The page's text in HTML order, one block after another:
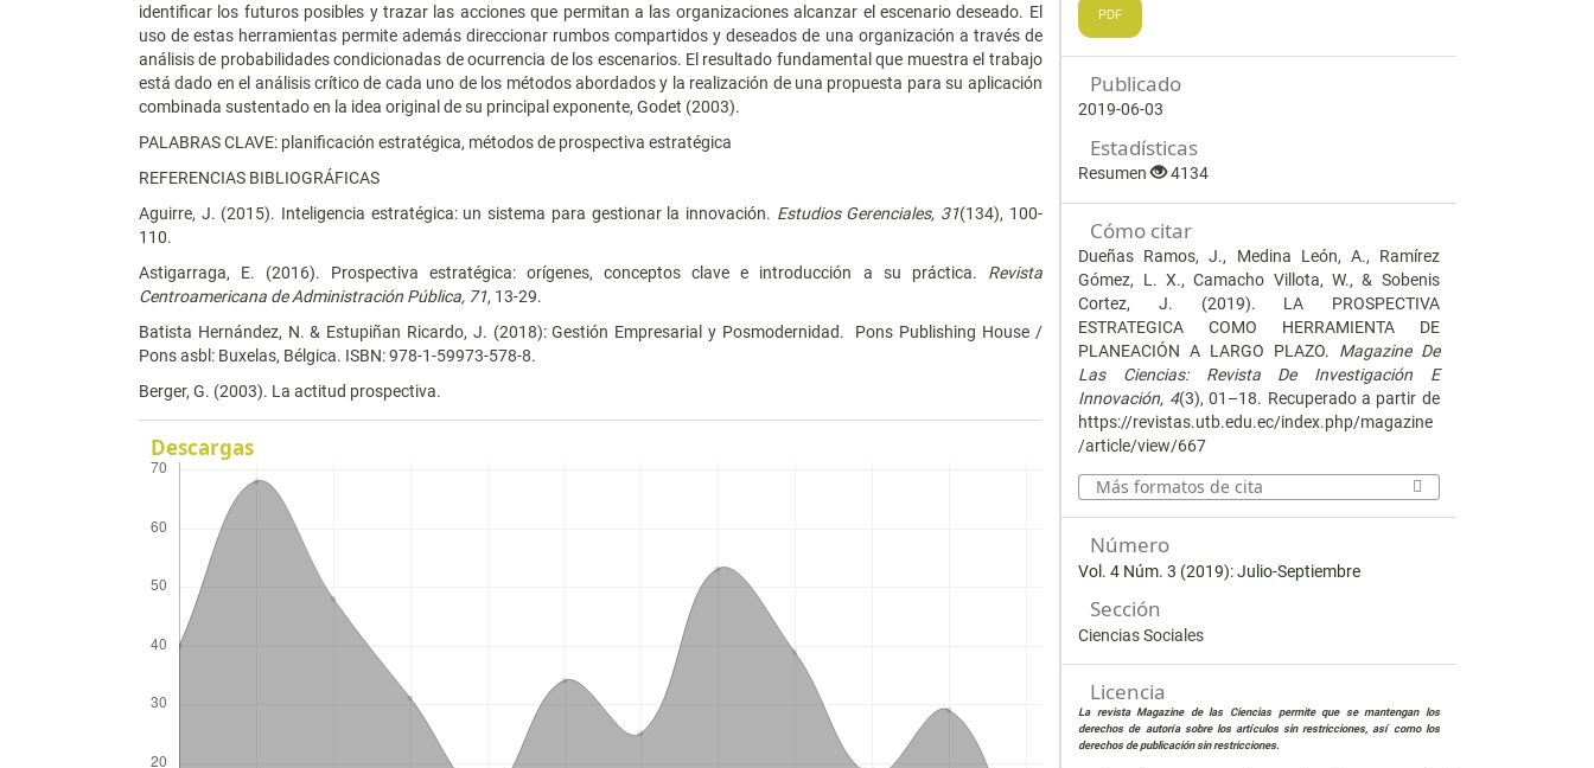
identificar los futuros posibles y trazar las acciones que permitan a las organizaciones alcanzar el escenario deseado. El
uso de estas herramientas permite además direccionar rumbos compartidos y deseados de una organización a través de
análisis de probabilidades condicionadas de ocurrencia de los escenarios. El resultado fundamental que muestra el trabajo
está dado en el análisis crítico de cada uno de los métodos abordados y la realización de una propuesta para su aplicación
combinada sustentado en la idea original de su principal exponente, Godet (2003).
PALABRAS CLAVE: planificación estratégica, métodos de prospectiva estratégica
REFERENCIAS BIBLIOGRÁFICAS
Aguirre, J. (2015). Inteligencia estratégica: un sistema para gestionar la innovación. Estudios Gerenciales, 31(134), 100-
110.
Astigarraga, E. (2016). Prospectiva estratégica: orígenes, conceptos clave e introducción a su práctica. Revista
Centroamericana de Administración Pública, 71, 13-29.
Batista Hernández, N. & Estupiñan Ricardo, J. (2018): Gestión Empresarial y Posmodernidad. Pons Publishing House /
Pons asbl: Buxelas, Bélgica. ISBN: 978-1-59973-578-8.
Berger, G. (2003). La actitud prospectiva.
Descargas
PDF
Publicado
2019-06-03
Estadísticas
Resumen 4134
Cómo citar
Dueñas Ramos, J., Medina León, A., Ramírez
Gómez, L. X., Camacho Villota, W., & Sobenis
Cortez, J. (2019). LA PROSPECTIVA
ESTRATEGICA COMO HERRAMIENTA DE
PLANEACIÓN A LARGO PLAZO. Magazine De
Las Ciencias: Revista De Investigación E
Innovación, 4(3), 01–18. Recuperado a partir de
https://revistas.utb.edu.ec/index.php/magazine
/article/view/667
Más formatos de cita
Número
Vol. 4 Núm. 3 (2019): Julio-Septiembre
Sección
Ciencias Sociales
Licencia
La revista Magazine de las Ciencias permite que se mantengan los
derechos de autoría sobre los artículos sin restricciones, así como los
derechos de publicación sin restricciones.